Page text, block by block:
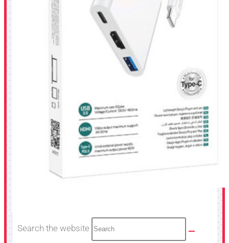
Search the website